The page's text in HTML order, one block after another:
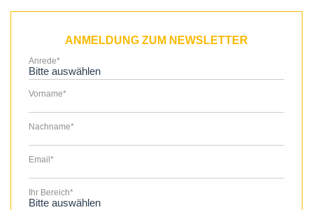
ANMELDUNG ZUM NEWSLETTER
Anrede*
Vorname*
Nachname*
Email*
Ihr Bereich*